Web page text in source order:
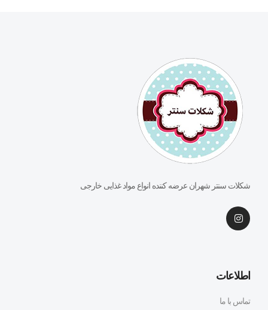
شکلات سنتر شهران عرضه کننده انواع مواد غذایی خارجی
اطلاعات
تماس با ما